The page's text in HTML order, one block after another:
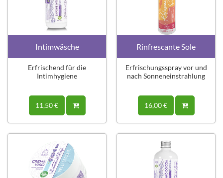
Intimwäsche
Erfrischend für die
Intimhygiene
11,50 €
Rinfrescante Sole
Erfrischungsspray vor und
nach Sonneneinstrahlung
16,00 €